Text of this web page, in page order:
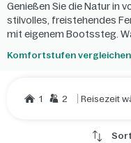
Genießen Sie die Natur in
stilvolles, freistehendes
mit eigenem Bootssteg.
Luxusklassen VIP oder
Komfortstufen vergleichen
1 2 Reisezeit